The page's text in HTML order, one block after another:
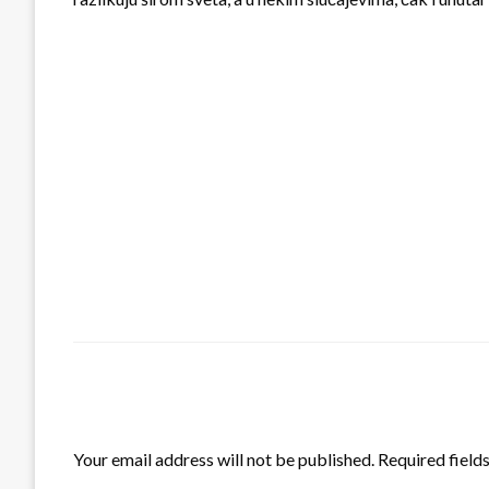
Your email address will not be published. Required